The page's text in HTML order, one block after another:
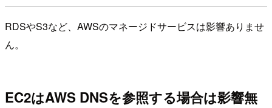
RDSやS3など、AWSのマネージドサービスは影響ありませ
ん。
EC2はAWS DNSを参照する場合は影響無